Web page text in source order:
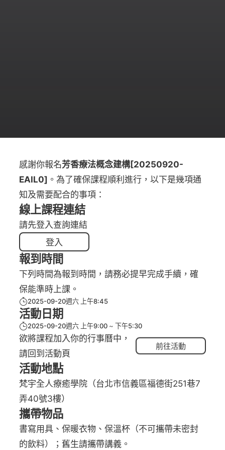
感謝你報名芳香療法概念建構[20250920-
EAIL0] 。為了確保課程順利進行，以下是幾項通
知及需要配合的事項：
線上課程連結
請先登入查詢連結
登入
報到時間
下列時間為報到時間，請務必提早完成手續，確
保能準時上課。
2025-09-20週六 上午8:45
活動日期
2025-09-20週六 上午9:00 下午5:30
欲將課程加入你的行事曆中，
請回到活動頁
前往活動
活動地點
梵宇全人療癒學院（台北市信義區福德街251巷7
弄40號3樓）
攜帶物品
書寫用具、保暖衣物、保溫杯（不可攜帶未密封
的飲料）；舊生請攜帶講義。